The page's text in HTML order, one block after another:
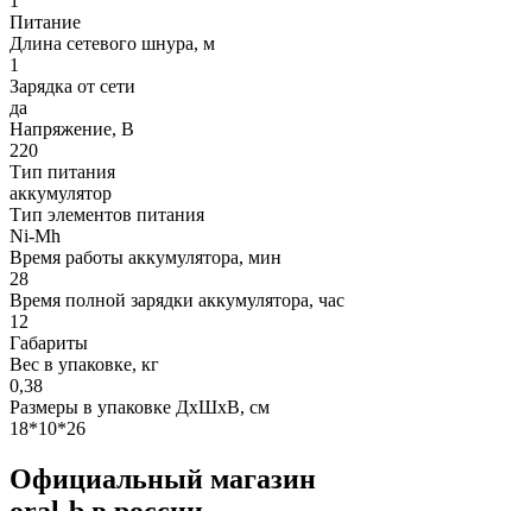
Питание
Длина сетевого шнура, м
1
Зарядка от сети
да
Напряжение, В
220
Тип питания
аккумулятор
Тип элементов питания
Ni-Mh
Время работы аккумулятора, мин
28
Время полной зарядки аккумулятора, час
12
Габариты
Вес в упаковке, кг
0,38
Размеры в упаковке ДxШxВ, см
18*10*26
Официальный магазин